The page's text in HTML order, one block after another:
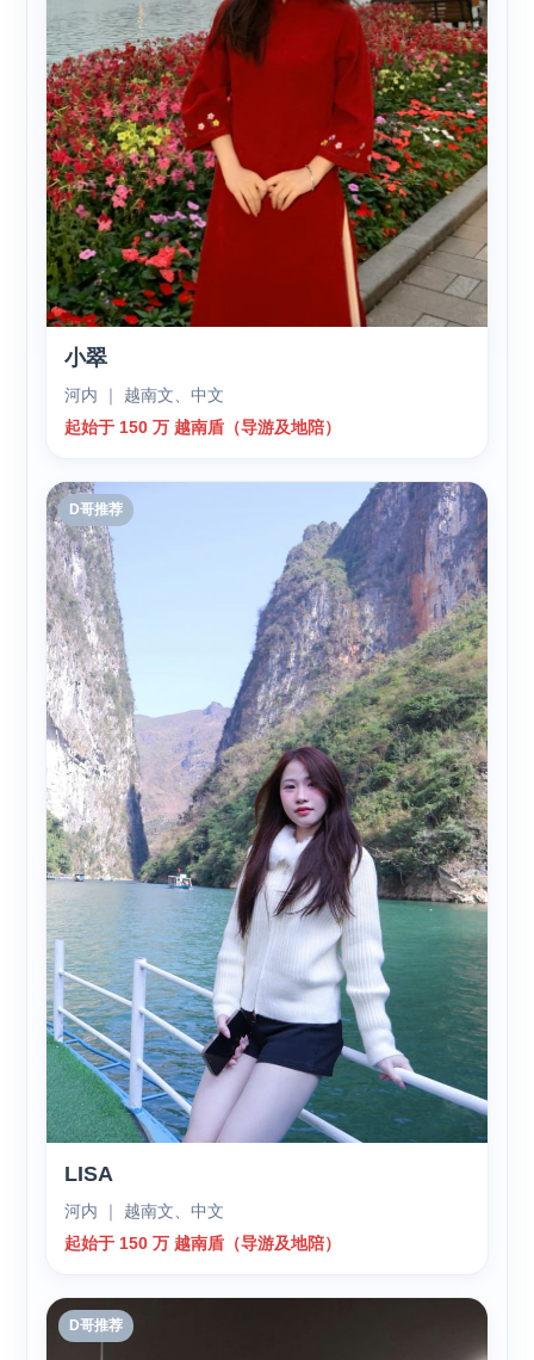
小翠
河内 ｜ 越南文、中文
起始于 150 万 越南盾（导游及地陪）
D哥推荐
LISA
河内 ｜ 越南文、中文
起始于 150 万 越南盾（导游及地陪）
D哥推荐